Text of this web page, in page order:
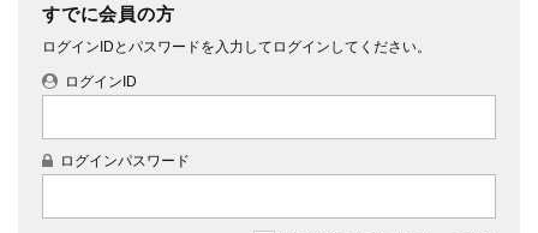
すでに会員の方
ログインIDとパスワードを入力してログインしてください。
ログインID
ログインパスワード